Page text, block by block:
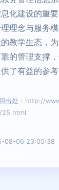
化建设的重
理念与服务
教学生态，
的管理支撑
了有益的参考
出处：http://
25.html
08-06 23:05:38